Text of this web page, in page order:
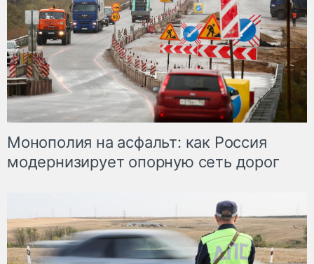
Монополия на асфальт: как Россия
модернизирует опорную сеть дорог